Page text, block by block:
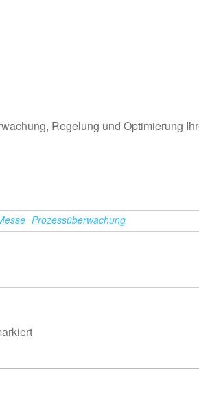
Regelung und Optimierung
Prozessüberwachung